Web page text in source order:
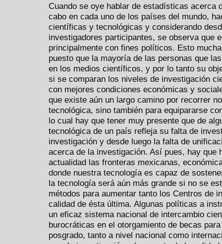
Cuando se oye hablar de estadísticas acerca
cabo en cada uno de los países del mundo,
científicas y tecnológicas y considerando
investigadores participantes, se observa que
principalmente con fines políticos. Esto
puesto que la mayoría de las personas que
en los medios científicos, y por lo tanto su
si se comparan los niveles de investigación
con mejores condiciones económicas y
que existe aún un largo camino por recorrer
tecnológica, sino también para equipararse
lo cual hay que tener muy presente que de
tecnológica de un país refleja su falta de
investigación y desde luego la falta de
acerca de la investigación. Así pues, hay que
actualidad las fronteras mexicanas,
donde nuestra tecnología es capaz de
la tecnología será aún más grande si no se
métodos para aumentar tanto los Centros de
calidad de ésta última. Algunas políticas a
un eficaz sistema nacional de intercambio
burocráticas en el otorgamiento de becas
posgrado, tanto a nivel nacional como